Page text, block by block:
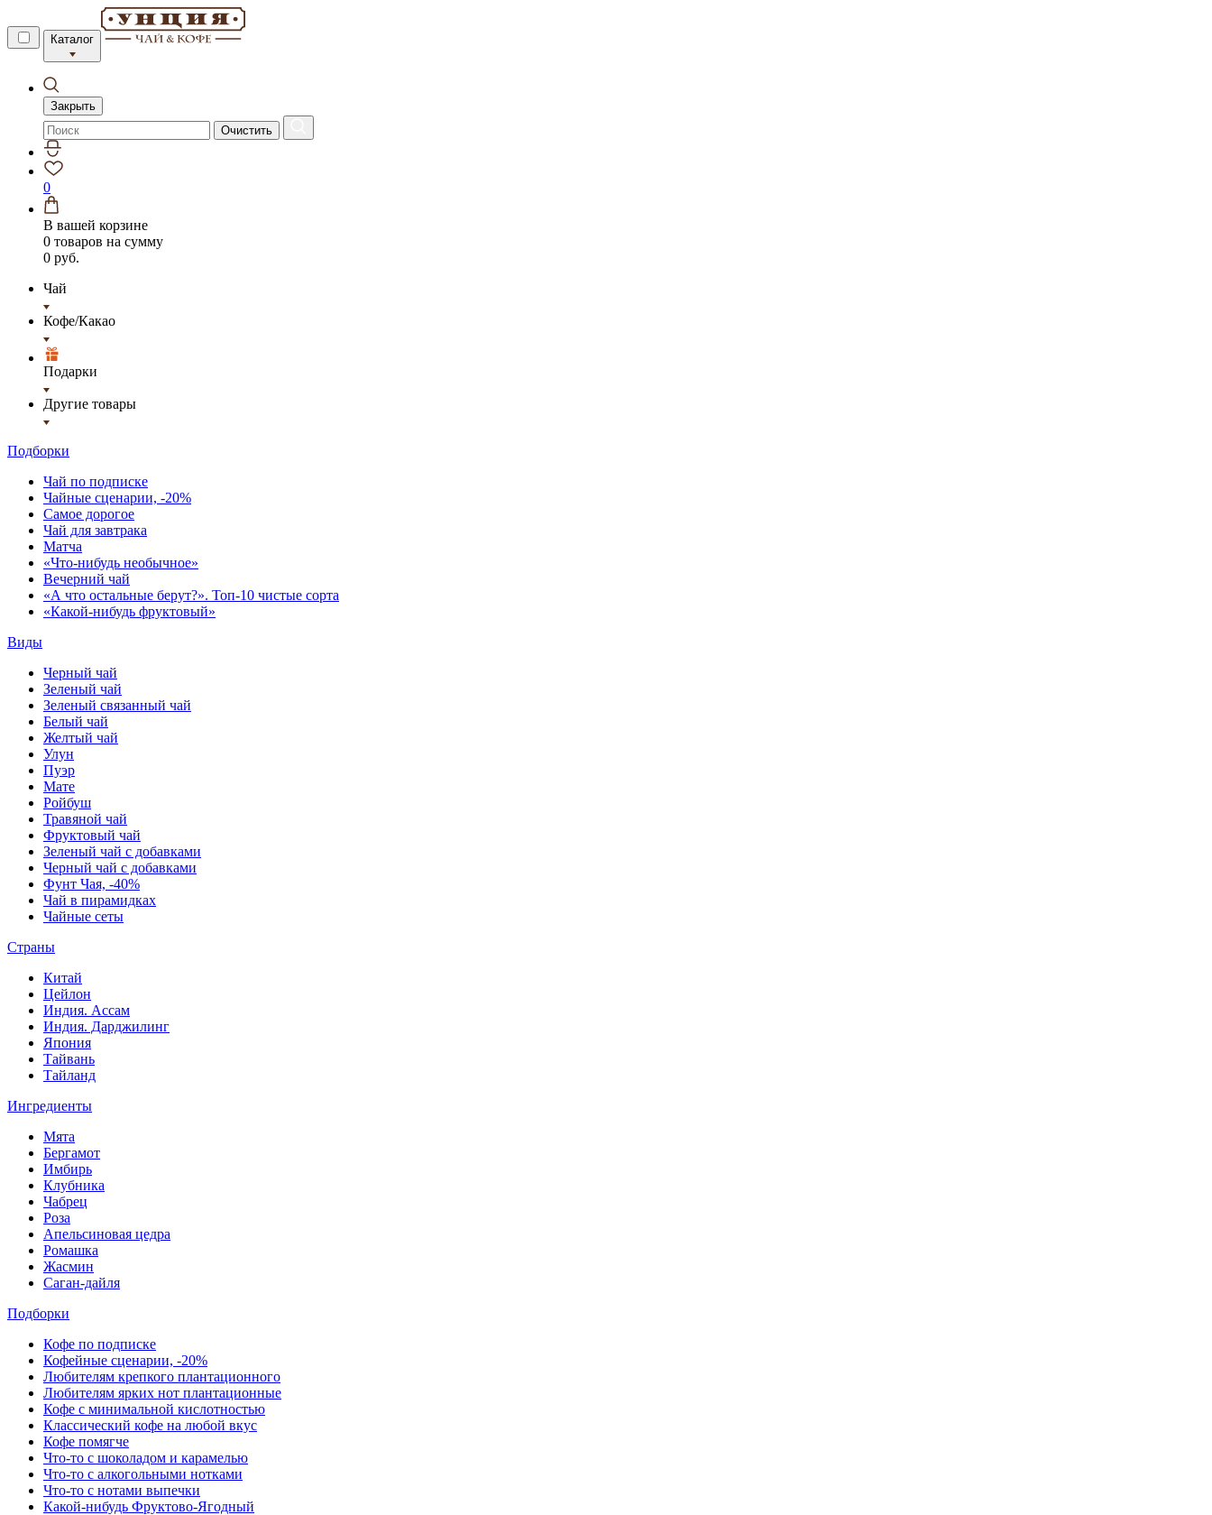
Каталог
Закрыть
Очистить
0
В вашей корзине
0 товаров на сумму
0 руб.
Чай
Кофе/Какао
Подарки
Другие товары
Подборки
Чай по подписке
Чайные сценарии, -20%
Самое дорогое
Чай для завтрака
Матча
«Что-нибудь необычное»
Вечерний чай
«А что остальные берут?». Топ-10 чистые сорта
«Какой-нибудь фруктовый»
Виды
Черный чай
Зеленый чай
Зеленый связанный чай
Белый чай
Желтый чай
Улун
Пуэр
Мате
Ройбуш
Травяной чай
Фруктовый чай
Зеленый чай с добавками
Черный чай с добавками
Фунт Чая, -40%
Чай в пирамидках
Чайные сеты
Страны
Китай
Цейлон
Индия. Ассам
Индия. Дарджилинг
Япония
Тайвань
Тайланд
Ингредиенты
Мята
Бергамот
Имбирь
Клубника
Чабрец
Роза
Апельсиновая цедра
Ромашка
Жасмин
Саган-дайля
Подборки
Кофе по подписке
Кофейные сценарии, -20%
Любителям крепкого плантационного
Любителям ярких нот плантационные
Кофе с минимальной кислотностью
Классический кофе на любой вкус
Кофе помягче
Что-то с шоколадом и карамелью
Что-то с алкогольными нотками
Что-то с нотами выпечки
Какой-нибудь Фруктово-Ягодный